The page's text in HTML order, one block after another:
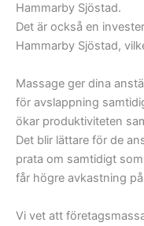
Hammarby Sjöstad.
Det är också en
Hammarby Sjöstad,
Massage ger dina
för avslappning
ökar produktiviteten
Det blir lättare för de
prata om samtidigt
får högre avkastning
Vi vet att